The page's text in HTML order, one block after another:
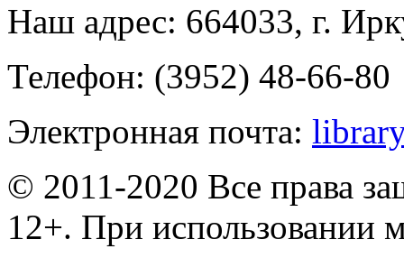
Наш адрес: 664033, г.
Телефон: (3952) 48-66-80
Электронная почта:
© 2011-2020 Все права
12+. При использовании